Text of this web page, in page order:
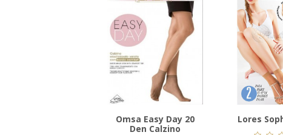
Omsa Easy Day 20
Den Calzino
Lores